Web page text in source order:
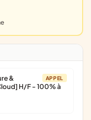
APPEL
&
H/F - 100% à